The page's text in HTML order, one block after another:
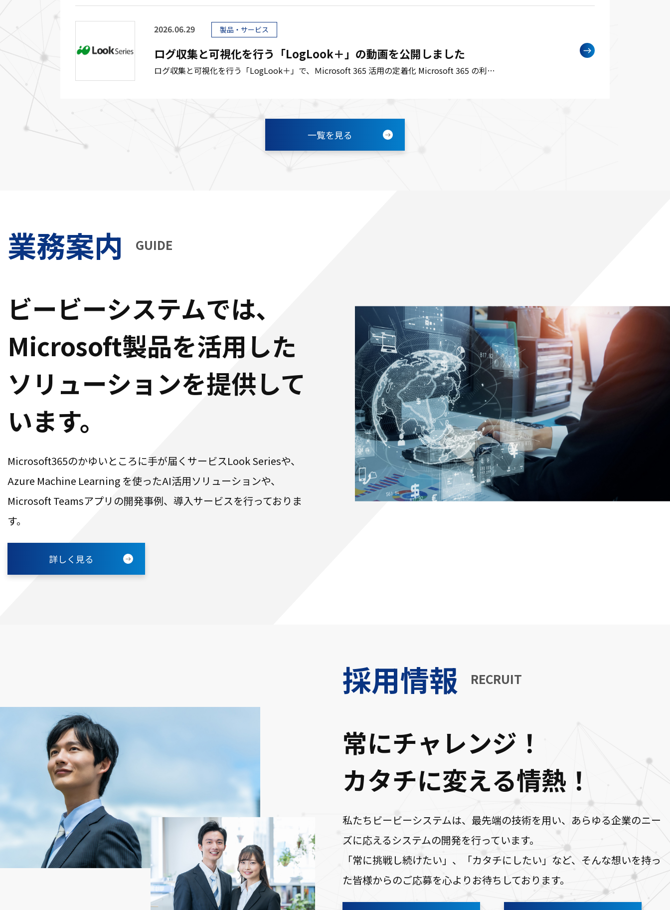
2026.06.29 製品・サービス
ログ収集と可視化を行う「LogLook＋」の動画を公開しました
ログ収集と可視化を行う「LogLook＋」で、Ｍicrosoft 365 活用の定着化 Microsoft 365 の利…
一覧を見る
業務案内 GUIDE
ビービーシステムでは、
Microsoft製品を活用した
ソリューションを提供して
います。
Microsoft365のかゆいところに手が届くサービスLook Seriesや、
Azure Machine Learning を使ったAI活用ソリューションや、
Microsoft Teamsアプリの開発事例、導入サービスを行っておりま
す。
詳しく見る
採用情報 RECRUIT
常にチャレンジ！
カタチに変える情熱！
私たちビービーシステムは、最先端の技術を用い、あらゆる企業のニー
ズに応えるシステムの開発を行っています。
「常に挑戦し続けたい」、「カタチにしたい」など、そんな想いを持っ
た皆様からのご応募を心よりお待ちしております。